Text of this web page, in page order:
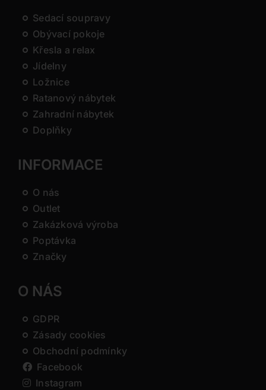
Sedací soupravy
Obývací pokoje
Křesla a relax
Jídelny
Ložnice
Ratanový nábytek
Zahradní nábytek
Doplňky
INFORMACE
O nás
Outlet
Zakázková výroba
Poptávka
Značky
O NÁS
GDPR
Zásady cookies
Obchodní podmínky
Facebook
Instagram